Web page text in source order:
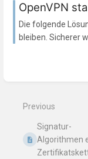
OpenVPN
Die folgende
bleiben. Sicherer
Previous
Signatur-
Algorithmen